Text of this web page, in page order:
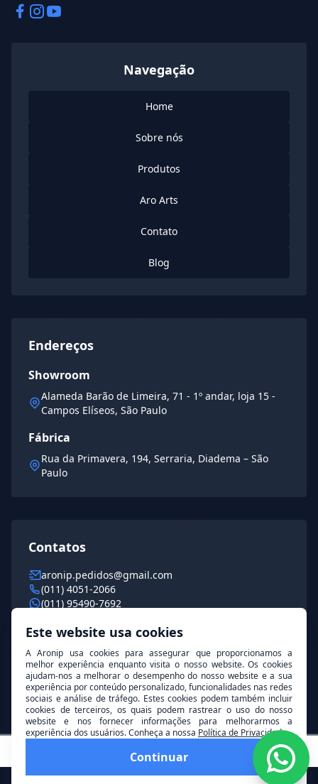
Este website usa cookies
A Aronip usa cookies para assegurar que proporcionamos a
melhor experiência enquanto visita o nosso website. Os cookies
ajudam-nos a melhorar o desempenho do nosso website e a sua
experiência por conteúdo personalizado, funcionalidades nas redes
sociais e análise de tráfego. Estes cookies podem também incluir
cookies de terceiros, os quais podem rastrear o uso do nosso
website e nos fornecer informações para melhorarmos a
experiência dos usuários. Conheça a nossa Política de Privacidade
Continuar
Facebook
Instagram
Navegação
Home
Sobre nós
Produtos
Aro Arts
Contato
Blog
Endereços
Showroom
Alameda Barão de Limeira, 71 - 1º andar, loja 15 -
Campos Elíseos, São Paulo
Fábrica
Rua da Primavera, 194, Serraria, Diadema – São
Paulo
Contatos
aronip.pedidos@gmail.com
(011) 4051-2066
(011) 95490-7692
Horário de Funcionamento
De segunda a sexta das 8h às 18h
© 2026 Aronip. Todos os direitos reservados.